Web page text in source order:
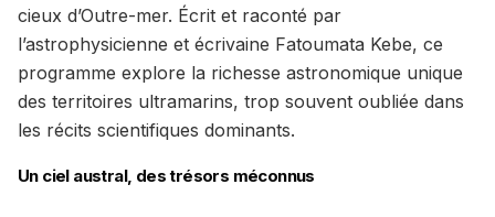
cieux d’Outre-mer. Écrit et raconté par
l’astrophysicienne et écrivaine Fatoumata Kebe, ce
programme explore la richesse astronomique unique
des territoires ultramarins, trop souvent oubliée dans
les récits scientifiques dominants.
Un ciel austral, des trésors méconnus